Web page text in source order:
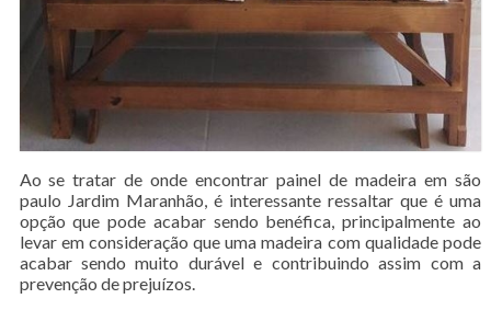
Ao se tratar de onde encontrar painel de madeira em são
paulo Jardim Maranhão, é interessante ressaltar que é uma
opção que pode acabar sendo benéfica, principalmente ao
levar em consideração que uma madeira com qualidade pode
acabar sendo muito durável e contribuindo assim com a
prevenção de prejuízos.